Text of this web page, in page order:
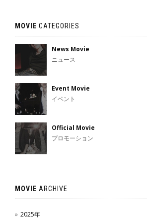
MOVIE CATEGORIES
News Movie
ニュース
Event Movie
イベント
Official Movie
プロモーション
MOVIE ARCHIVE
2025年